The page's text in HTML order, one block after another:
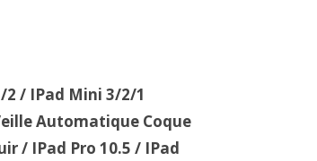
2 / IPad Mini 3/2/1
Automatique Coque
/ IPad Pro 10.5 / IPad